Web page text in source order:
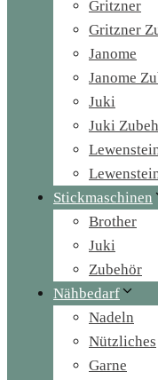
Gritzner
Gritzner
Janome
Janome
Juki
Juki
Stickmaschinen
Brother
Juki
Zubehör
Nähbedarf
Nadeln
Nützliches
Garne